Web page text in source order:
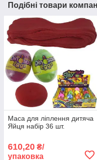
Подібні товари
Маса для ліплення дитяча
Яйця набір 36 шт.
610,20 ₴/
упаковка